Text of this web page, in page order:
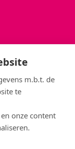
m.b.t. de
te
onze content